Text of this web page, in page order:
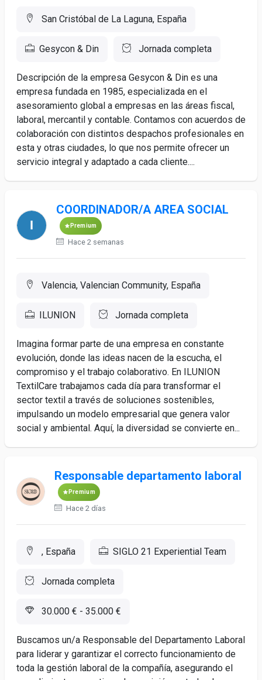
San Cristóbal de La Laguna, España
Gesycon & Din Jornada completa
Descripción de la empresa Gesycon & Din es una
empresa fundada en 1985, especializada en el
asesoramiento global a empresas en las áreas fiscal,
laboral, mercantil y contable. Contamos con acuerdos de
colaboración con distintos despachos profesionales en
esta y otras ciudades, lo que nos permite ofrecer un
servicio integral y adaptado a cada cliente....
COORDINADOR/A AREA SOCIAL
Premium
Hace 2 semanas
Valencia, Valencian Community, España
ILUNION Jornada completa
Imagina formar parte de una empresa en constante
evolución, donde las ideas nacen de la escucha, el
compromiso y el trabajo colaborativo. En ILUNION
TextilCare trabajamos cada día para transformar el
sector textil a través de soluciones sostenibles,
impulsando un modelo empresarial que genera valor
social y ambiental. Aquí, la diversidad se convierte en...
Responsable departamento laboral
Premium
Hace 2 días
, España SIGLO 21 Experiential Team
Jornada completa
30.000 € - 35.000 €
Buscamos un/a Responsable del Departamento Laboral
para liderar y garantizar el correcto funcionamiento de
toda la gestión laboral de la compañía, asegurando el